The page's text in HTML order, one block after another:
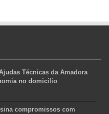
Técnicas da Amadora
no domicílio
compromissos com